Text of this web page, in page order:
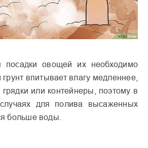
посадки овощей их необходимо
впитывает влагу медленнее,
или контейнеры, поэтому в
для полива высаженных
больше воды.